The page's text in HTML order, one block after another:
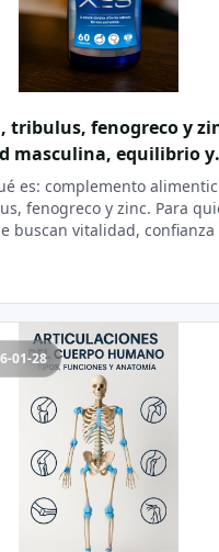
tribulus, fenogreco y
masculina, equilibrio y
y zinc. Para quién:
buscan vitalidad,
por la tarde/noche (o
90 días + hábitos
Aviso importante: X.ES®
diagnostica ni trata
Ante síntomas
01-28